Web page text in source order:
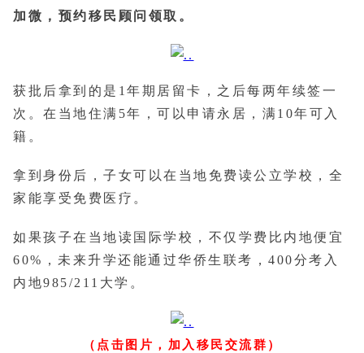
加微，预约移民顾问领取。
获批后拿到的是1年期居留卡，之后每两年续签一
次。在当地住满5年，可以申请永居，满10年可入
籍。
拿到身份后，子女可以在当地免费读公立学校，全
家能享受免费医疗。
如果孩子在当地读国际学校，不仅学费比内地便宜
60%，未来升学还能通过华侨生联考，400分考入
内地985/211大学。
（点击图片，加入移民交流群）